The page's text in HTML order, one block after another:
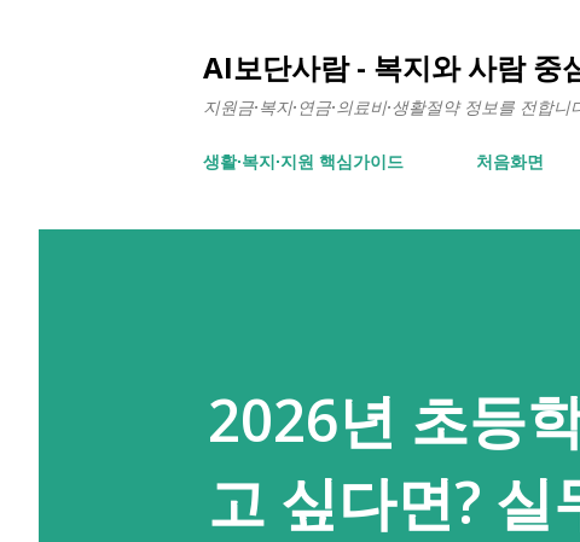
AI보단사람 - 복지와 사람 중
지원금·복지·연금·의료비·생활절약 정보를 전합
생활∙복지∙지원 핵심가이드 처음화면
2026년 초등
고 싶다면?